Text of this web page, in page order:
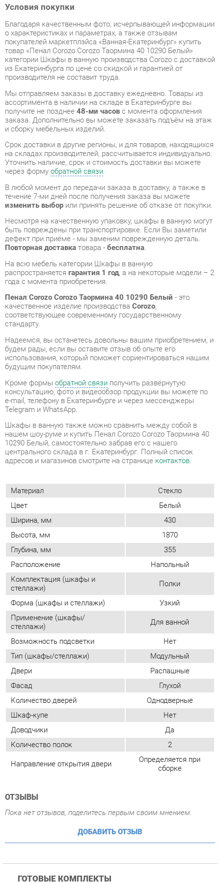
товар «Пенал Corozo Corozo Таормина 40 10290 Белый»
категории Шкафы в ванную производства Corozo с доставкой
из Екатеринбурга по цене со скидкой и гарантией от
производителя не составит труда.
Мы отправляем заказы в доставку ежедневно. Товары из
ассортимента в наличии на складе в Екатеринбурге вы
получите не позднее 48-ми часовс момента оформления
заказа. Дополнительно вы можете заказать подъём на этаж
и сборку мебельных изделий.
Срок доставки в другие регионы, и для товаров, находящихся
на складах производителей, рассчитывается индивидуально.
Уточнить наличие, срок и стоимость доставки вы можете
через формуобратной связи.
В любой момент до передачи заказа в доставку, а также в
течение 7-ми дней после получения заказа вы можете
изменить выборили принять решение об отказе от покупки.
Несмотря на качественную упаковку, шкафы в ванную могут
быть повреждены при транспортировке. Если Вы заметили
дефект при приёме - мы заменим поврежденную деталь.
Повторная доставкатовара -бесплатна.
На всю мебель категории Шкафы в ванную
распространяется , а на некоторые модели – 2
года с момента приобретения.
Пенал Corozo Corozo Таормина 40 10290 Белый- это
качественное изделие производстваCorozo
стандарту.
Надеемся, вы останетесь довольны вашим приобретением, и
использования, который поможет сориентироваться нашим
будущим покупателям.
Кроме формы
e-mail, телефону в Екатеринбурге и через мессенджеры
Telegram и WhatsApp.
Шкафы в ванную также можно сравнить между собой в
нашем шоу-руме и купить Пенал Corozo Corozo Таормина 40
10290 Белый, самостоятельно забрав его с нашего
центрального склада в г. Екатеринбург. Полный список
адресов и магазинов смотрите на странице контактов.
Материал
Стекло
Цвет
Белый
Ширина, мм
430
Глубина, мм
355
Расположение
Напольный
Комплектация (шкафы и
стеллажи) Полки
Форма (шкафы и стеллажи)
Узкий
Применение (шкафы/
стеллажи)
Для ванной
Возможность подсветки
Нет
Тип (шкафы/стеллажи)
Модульный
Двери
Распашные
Фасад
Глухой
Количество дверей
Однодверные
Шкаф-купе
Нет
Доводчики
Да
Количество полок 2
Направление открытия двери Определяется при
сборке
ОТЗЫВЫ
Пока нет отзывов, поделитесь первым своим мнением.
ДОБАВИТЬ ОТЗЫВ
ГОТОВЫЕ КОМПЛЕКТЫ